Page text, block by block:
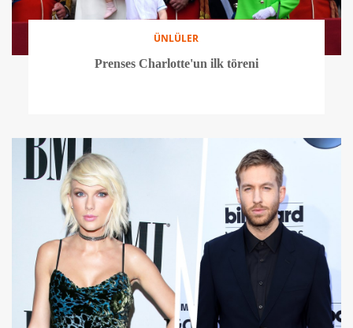
ÜNLÜLER
Prenses Charlotte'un ilk töreni